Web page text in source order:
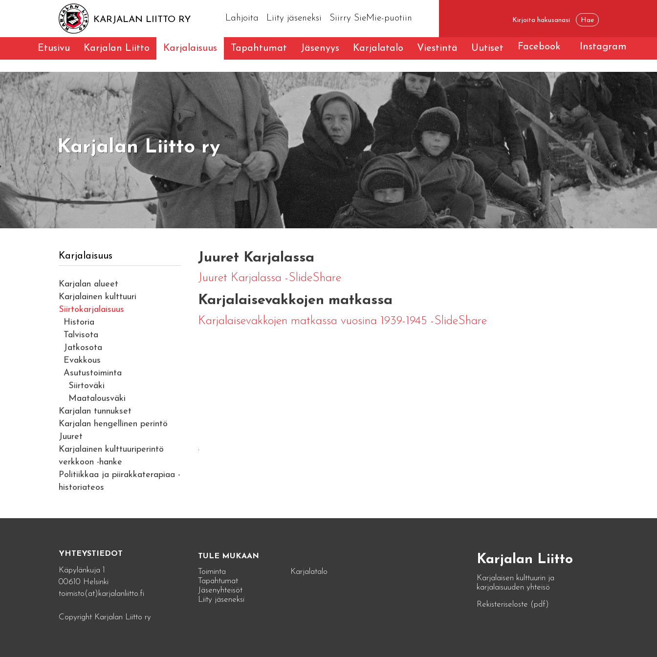
KARJALAN LIITTO RY Lahjoita Liity jäseneksi Siirry SieMie-puotiin
Etusivu Karjalan Liitto Karjalaisuus Tapahtumat Jäsenyys Karjalatalo Viestintä Uutiset Facebook Instagram
Karjalan Liitto ry
Karjalaisuus
Karjalan alueet
Karjalainen kulttuuri
Siirtokarjalaisuus
Historia
Talvisota
Jatkosota
Evakkous
Asutustoiminta
Siirtoväki
Maatalousväki
Karjalan tunnukset
Karjalan hengellinen perintö
Juuret
Karjalainen kulttuuriperintö
verkkoon -hanke
Politiikkaa ja piirakkaterapiaa -
historiateos
Juuret Karjalassa
Juuret Karjalassa -SlideShare
Karjalaisevakkojen matkassa
Karjalaisevakkojen matkassa vuosina 1939-1945 -SlideShare
.
YHTEYSTIEDOT
Käpylänkuja 1
00610 Helsinki
toimisto(at)karjalanliitto.fi
Copyright Karjalan Liitto ry
TULE MUKAAN
Toiminta
Tapahtumat
Jäsenyhteisöt
Liity jäseneksi
Karjalatalo
Karjalan Liitto
Karjalaisen kulttuurin ja
karjalaisuuden yhteisö
Rekisteriseloste (pdf)